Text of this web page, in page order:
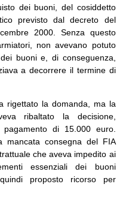
dei buoni, del cosiddetto
previsto dal decreto del
2000. Senza questo
non avevano potuto
buoni e, di conseguenza,
a decorrere il termine di
rigettato la domanda, ma la
ribaltato la decisione,
di 15.000 euro.
mancata consegna del FIA
che aveva impedito ai
essenziali dei buoni
proposto ricorso per